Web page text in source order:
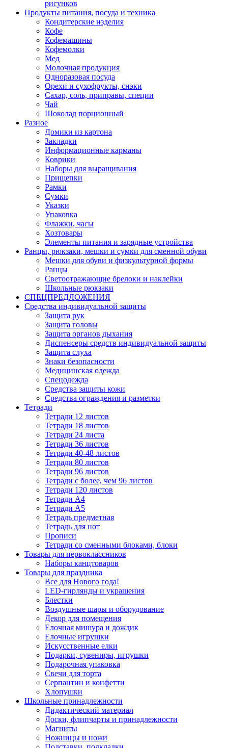
рисунков
Продукты питания, посуда и техника
Кондитерские изделия
Кофе
Кофемашины
Кофемолки
Мед
Молочная продукция
Одноразовая посуда
Орехи и сухофрукты, снэки
Сахар, соль, приправы, специи
Чай
Шоколад порционный
Разное
Домики из картона
Закладки
Информационные карманы
Коврики
Наборы для выращивания
Прищепки
Рамки
Сумки
Указки
Упаковка
Флажки, часы
Хозтовары
Элементы питания и зарядные устройства
Ранцы, рюкзаки, мешки и сумки для сменной обуви
Мешки для обуви и физкультурной формы
Ранцы
Светоотражающие брелоки и наклейки
Школьные рюкзаки
СПЕЦПРЕДЛОЖЕНИЯ
Средства индивидуальной защиты
Защита рук
Защита головы
Защита органов дыхания
Диспенсеры средств индивидуальной защиты
Защита слуха
Знаки безопасности
Медицинская одежда
Спецодежда
Средства защиты кожи
Средства ограждения и разметки
Тетради
Тетради 12 листов
Тетради 18 листов
Тетради 24 листа
Тетради 36 листов
Тетради 40-48 листов
Тетради 80 листов
Тетради 96 листов
Тетради с более, чем 96 листов
Тетради 120 листов
Тетради А4
Тетради А5
Тетрадь предметная
Тетрадь для нот
Прописи
Тетради со сменными блоками, блоки
Товары для первоклассников
Наборы канцтоваров
Товары для праздника
Все для Нового года!
LED-гирлянды и украшения
Блестки
Воздушные шары и оборудование
Декор для помещения
Елочная мишура и дождик
Елочные игрушки
Искусственные елки
Подарки, сувениры, игрушки
Подарочная упаковка
Свечи для торта
Серпантин и конфетти
Хлопушки
Школьные принадлежности
Дидактический материал
Доски, флипчарты и принадлежности
Магниты
Ножницы и ножи